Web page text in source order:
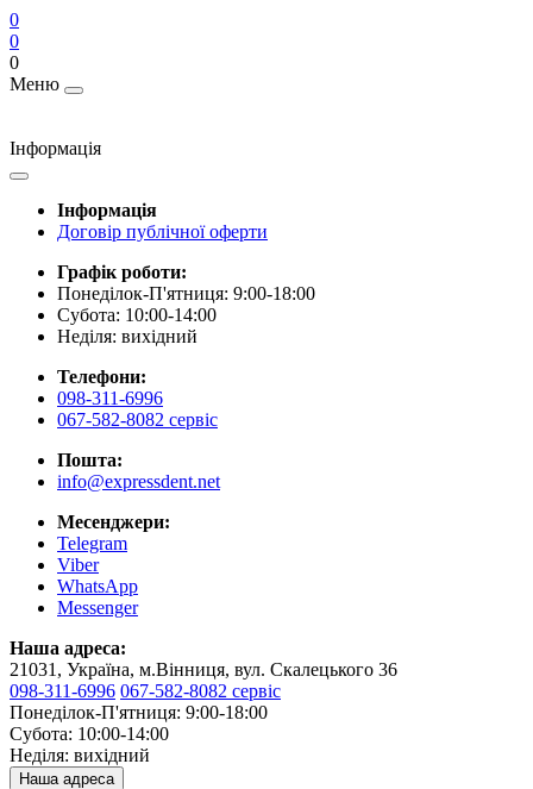
0
0
0
Меню
Інформація
Інформація
Договір публічної оферти
Графік роботи:
Понеділок-П'ятниця: 9:00-18:00
Субота: 10:00-14:00
Неділя: вихідний
Телефони:
098-311-6996
067-582-8082 сервіс
Пошта:
info@expressdent.net
Месенджери:
Telegram
Viber
WhatsApp
Messenger
Наша адреса:
21031, Україна, м.Вінниця, вул. Скалецького 36
098-311-6996 067-582-8082 сервіс
Понеділок-П'ятниця: 9:00-18:00
Субота: 10:00-14:00
Неділя: вихідний
Наша адреса